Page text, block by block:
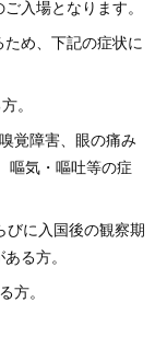
入場となります。
ため、下記の症状に
。
覚障害、眼の痛み
嘔気・嘔吐等の症
びに入国後の観察期
る方。
方。